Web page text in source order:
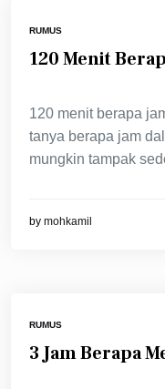
RUMUS
120 Menit
120 menit berapa
tanya berapa jam
mungkin tampak
by mohkamil
RUMUS
3 Jam Berapa